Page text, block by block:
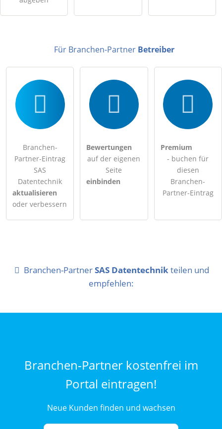
Hinweis:Bitte beachten Sie, öffentliche Fragen sindfür alle
Branchen-Partner-Eintrag zu stellen.
Für Branchen-Partner Betreiber
Branchen-
Partner-Eintrag
SAS
Datentechnik
aktualisieren
oder verbessern
Bewertungen
auf der eigenen
Seite
einbinden
Premium
- buchen für
diesen
Branchen-
Partner-Eintrag
Branchen-PartnerSAS Datentechnikteilen und
empfehlen:
Branchen-Partner kostenfrei im
Portal eintragen!
Neue Kunden finden und wachsen